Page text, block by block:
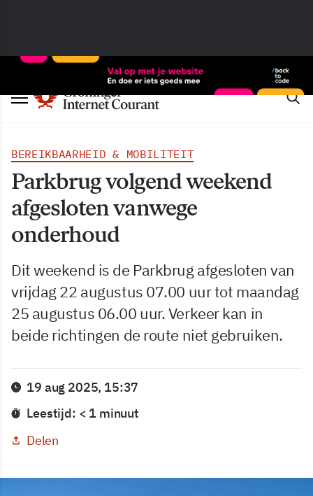
BEREIKBAARHEID & MOBILITEIT
Parkbrug volgend weekend
afgesloten vanwege
onderhoud
Dit weekend is de Parkbrug afgesloten van
vrijdag 22 augustus 07.00 uur tot maandag
25 augustus 06.00 uur. Verkeer kan in
beide richtingen de route niet gebruiken.
19 aug 2025, 15:37
Leestijd: < 1 minuut
Delen